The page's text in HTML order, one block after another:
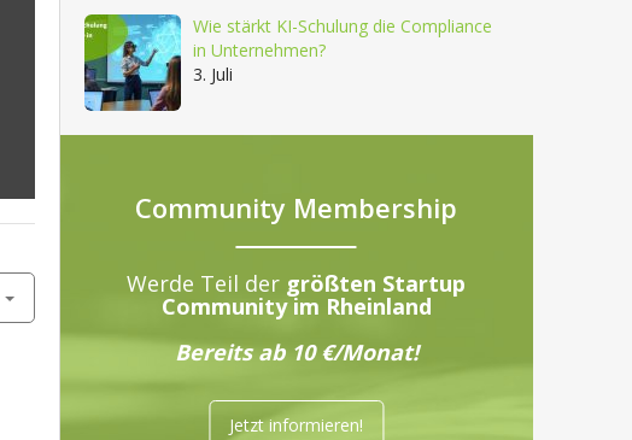
Wie stärkt KI-Schulung die Compliance
in Unternehmen?
3. Juli
Community Membership
Werde Teil der größten Startup
Community im Rheinland
Bereits ab 10 €/Monat!
Jetzt informieren!